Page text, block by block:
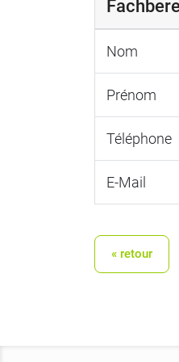
Nom
Prénom
Téléphone
E-Mail
« retour